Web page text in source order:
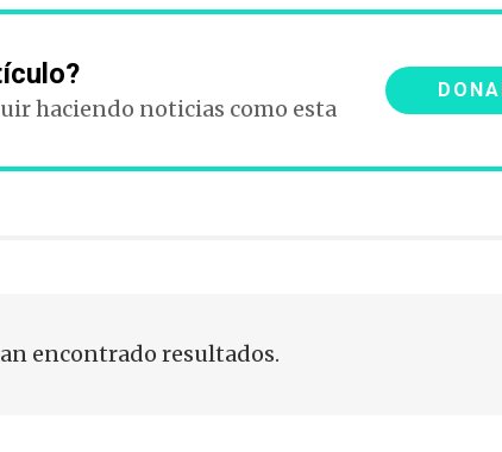
haciendo noticias como esta
encontrado resultados.